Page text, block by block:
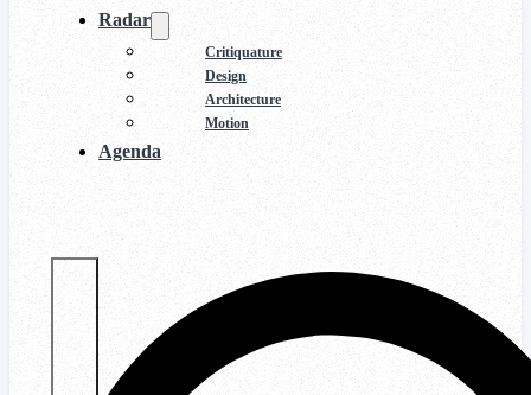
Radar
Critiquature
Design
Architecture
Motion
Agenda